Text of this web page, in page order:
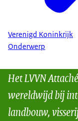
Verenigd Koninkrijk
Onderwerp
Het LVVN
wereldwijd bij
landbouw,